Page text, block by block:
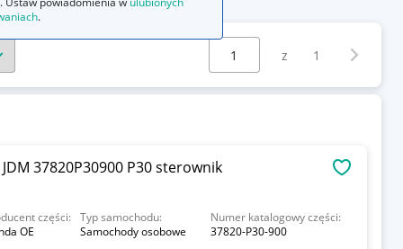
Wybierz stronę:
z 1
37820P30900 P30 sterownik
części:
OE
Typ samochodu:
Samochody osobowe
Numer katalogowy części:
37820-P30-900
.